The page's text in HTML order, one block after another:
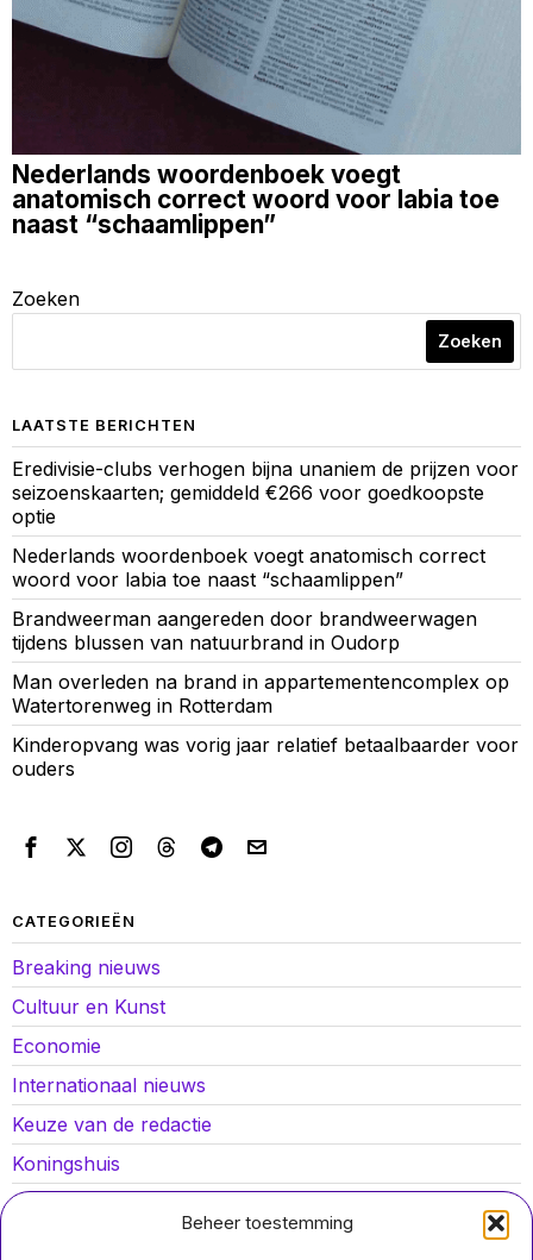
Beheer toestemming
Nederlands woordenboek voegt
anatomisch correct woord voor labia toe
naast “schaamlippen”
Zoeken
Zoeken
LAATSTE BERICHTEN
Eredivisie-clubs verhogen bijna unaniem de prijzen voor
seizoenskaarten; gemiddeld €266 voor goedkoopste
optie
Nederlands woordenboek voegt anatomisch correct
woord voor labia toe naast “schaamlippen”
Brandweerman aangereden door brandweerwagen
tijdens blussen van natuurbrand in Oudorp
Man overleden na brand in appartementencomplex op
Watertorenweg in Rotterdam
Kinderopvang was vorig jaar relatief betaalbaarder voor
ouders
CATEGORIEËN
Breaking nieuws
Cultuur en Kunst
Economie
Internationaal nieuws
Keuze van de redactie
Koningshuis
Lokaal nieuws